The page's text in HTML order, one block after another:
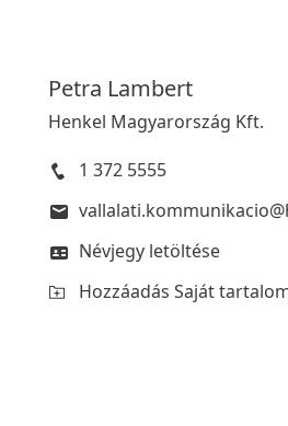
Petra Lambert
Henkel Magyarország Kft.
1 372 5555
Névjegy letöltése
Hozzáadás Saját